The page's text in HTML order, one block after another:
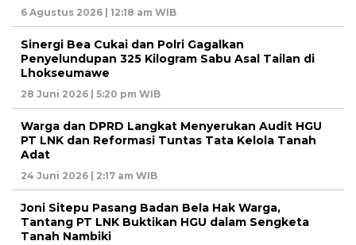
6 Agustus 2026 | 12:18 am WIB
Sinergi Bea Cukai dan Polri Gagalkan
Penyelundupan 325 Kilogram Sabu Asal Tailan di
Lhokseumawe
28 Juni 2026 | 5:20 pm WIB
Warga dan DPRD Langkat Menyerukan Audit HGU
PT LNK dan Reformasi Tuntas Tata Kelola Tanah
Adat
24 Juni 2026 | 2:17 am WIB
Joni Sitepu Pasang Badan Bela Hak Warga,
Tantang PT LNK Buktikan HGU dalam Sengketa
Tanah Nambiki